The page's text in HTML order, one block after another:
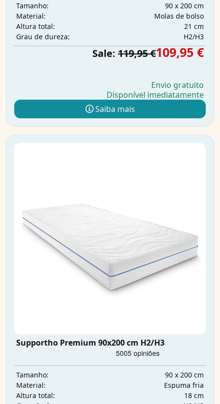
Tamanho:
90 x 200 cm
Material:
Molas de bolso
Altura total:
21 cm
Grau de dureza:
H2/H3
Sale: 119,95 €109,95 €
Envio gratuito
Disponível imediatamente
Saiba mais
Supportho Premium 90x200 cm H2/H3
Tamanho:
90 x 200 cm
Material:
Espuma fria
Altura total:
18 cm